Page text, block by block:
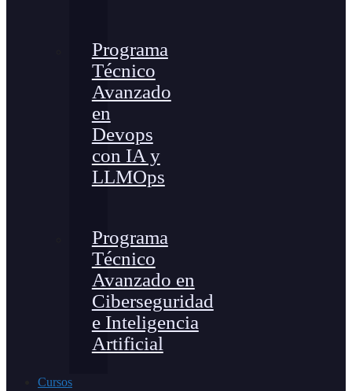
Programa
Técnico
Avanzado
en
Devops
con IA y
LLMOps
Programa
Técnico
Avanzado en
Ciberseguridad
e Inteligencia
Artificial
Cursos